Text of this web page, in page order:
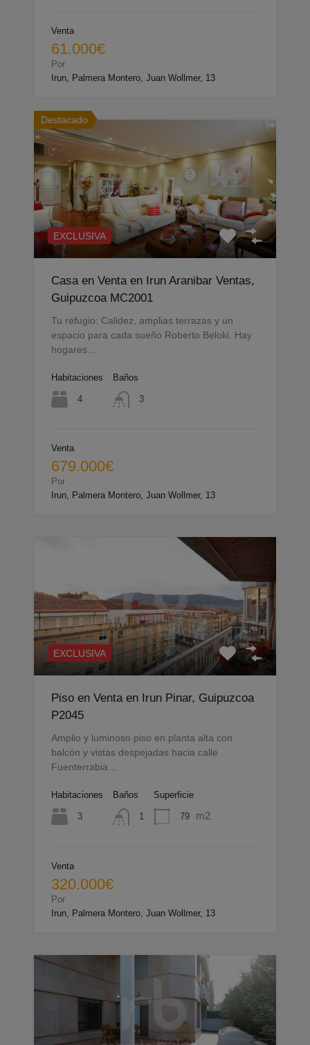
Venta
61.000€
Por
Irun, Palmera Montero, Juan Wollmer, 13
Destacado
EXCLUSIVA
Casa en Venta en Irun Aranibar Ventas,
Guipuzcoa MC2001
Tu refugio: Calidez, amplias terrazas y un
espacio para cada sueño Roberto Beloki. Hay
hogares…
Habitaciones
4
Baños
3
Venta
679.000€
Por
Irun, Palmera Montero, Juan Wollmer, 13
EXCLUSIVA
Piso en Venta en Irun Pinar, Guipuzcoa
P2045
Amplio y luminoso piso en planta alta con
balcón y vistas despejadas hacia calle
Fuenterrabia…
Habitaciones
3
Baños
1
Superficie
79 m2
Venta
320.000€
Por
Irun, Palmera Montero, Juan Wollmer, 13